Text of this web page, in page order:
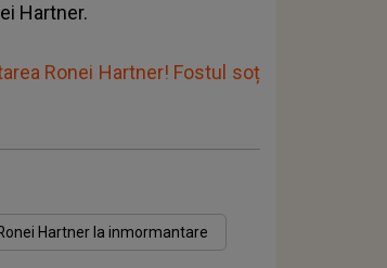
Hartner.
Ronei Hartner! Fostul soț
Hartner la inmormantare